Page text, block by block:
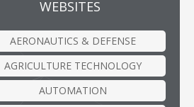
WEBSITES
AERONAUTICS & DEFENSE
AGRICULTURE TECHNOLOGY
AUTOMATION